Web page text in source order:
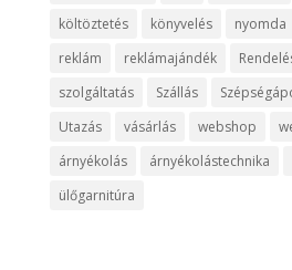
költöztetés
könyvelés nyomda
reklám
reklámajándék
szolgáltatás
Szállás
Utazás
vásárlás webshop
árnyékolás
árnyékolástechnika
ülőgarnitúra